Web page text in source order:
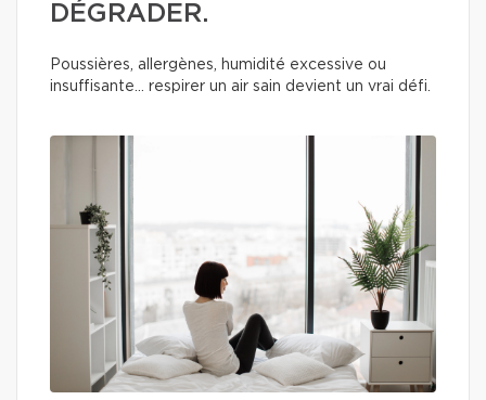
DÉGRADER.
Poussières, allergènes, humidité excessive ou
insuffisante… respirer un air sain devient un vrai défi.